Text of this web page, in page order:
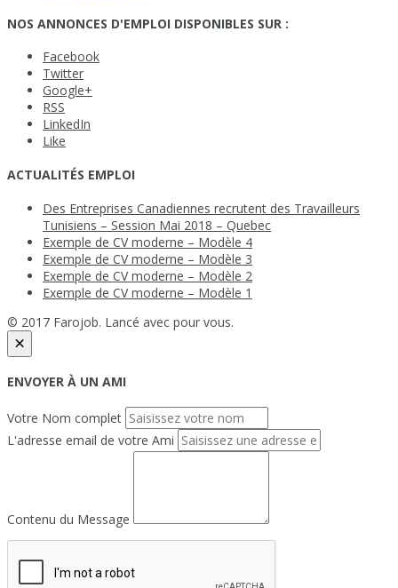
NOS ANNONCES D'EMPLOI DISPONIBLES SUR :
Facebook
Twitter
Google+
RSS
LinkedIn
Like
ACTUALITÉS EMPLOI
Des Entreprises Canadiennes recrutent des Travailleurs
Tunisiens – Session Mai 2018 – Quebec
Exemple de CV moderne – Modèle 4
Exemple de CV moderne – Modèle 3
Exemple de CV moderne – Modèle 2
Exemple de CV moderne – Modèle 1
© 2017 Farojob. Lancé avec pour vous.
×
ENVOYER À UN AMI
Votre Nom complet
L'adresse email de votre Ami
Contenu du Message